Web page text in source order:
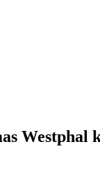
Westphal